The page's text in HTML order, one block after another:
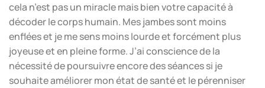
cela n’est pas un miracle mais bien votre capacité à
décoder le corps humain. Mes jambes sont moins
enflées et je me sens moins lourde et forcément plus
joyeuse et en pleine forme. J’ai conscience de la
nécessité de poursuivre encore des séances si je
souhaite améliorer mon état de santé et le pérenniser